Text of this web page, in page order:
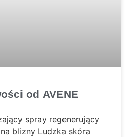
od AVENE
spray regenerujący
blizny Ludzka skóra